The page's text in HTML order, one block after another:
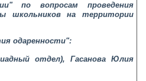
по вопросам проведения
школьников на территории
одаренности":
отдел), Гасанова Юлия